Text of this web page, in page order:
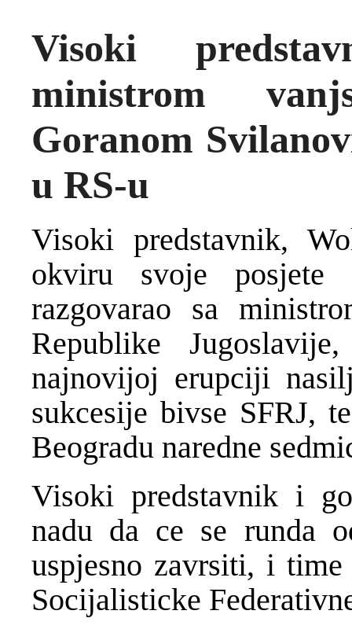
Visoki
ministrom
Goranom
u RS-u
Visoki predstavnik,
okviru svoje posjete
razgovarao sa
Republike
najnovijoj erupciji
sukcesije bivse SFRJ,
Beogradu naredne
Visoki predstavnik i
nadu da ce se runda
uspjesno zavrsiti, i
Socijalisticke